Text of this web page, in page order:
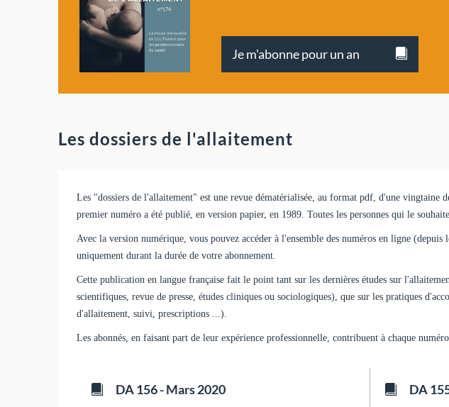
Je m'abonne pour un an
Les dossiers de l'allaitement
Les "dossiers de l'allaitement" est une revue dématérialisée, au format pdf, d'une vingtaine
premier numéro a été publié, en version papier, en 1989. Toutes les personnes qui le
Avec la version numérique, vous pouvez accéder à l'ensemble des numéros en ligne (depuis
uniquement durant la durée de votre abonnement.
Cette publication en langue française fait le point tant sur les dernières études sur
scientifiques, revue de presse, études cliniques ou sociologiques), que sur les pratiques
d'allaitement, suivi, prescriptions ...).
Les abonnés, en faisant part de leur expérience professionnelle, contribuent à chaque
DA 156 - Mars 2020 DA